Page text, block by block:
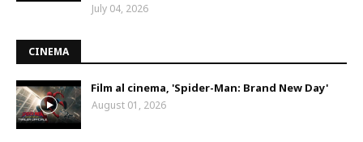
July 04, 2026
CINEMA
Film al cinema, 'Spider-Man: Brand New Day'
August 01, 2026